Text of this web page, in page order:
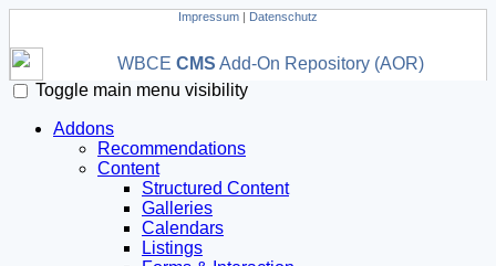
Impressum | Datenschutz
WBCE CMS Add-On Repository (AOR)
Toggle main menu visibility
Addons
Recommendations
Content
Structured Content
Galleries
Calendars
Listings